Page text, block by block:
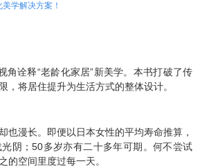
学解决方案！
角诠释“老龄化家居”新美学。本书打破了传
，将居住提升为生活方式的整体设计。
也漫长。即便以日本女性的平均寿命推算，
阴；50多岁亦有二十多年可期。何不尝试
的空间里度过每一天。